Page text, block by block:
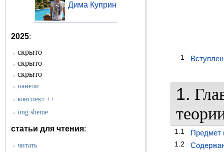
Дима Куприн
2025:
» скрыто
» скрыто
» скрыто
» панели
» конспект ++
» img sheme
статьи для чтения:
» читать
1
1.
1.1 Предмет
1.2